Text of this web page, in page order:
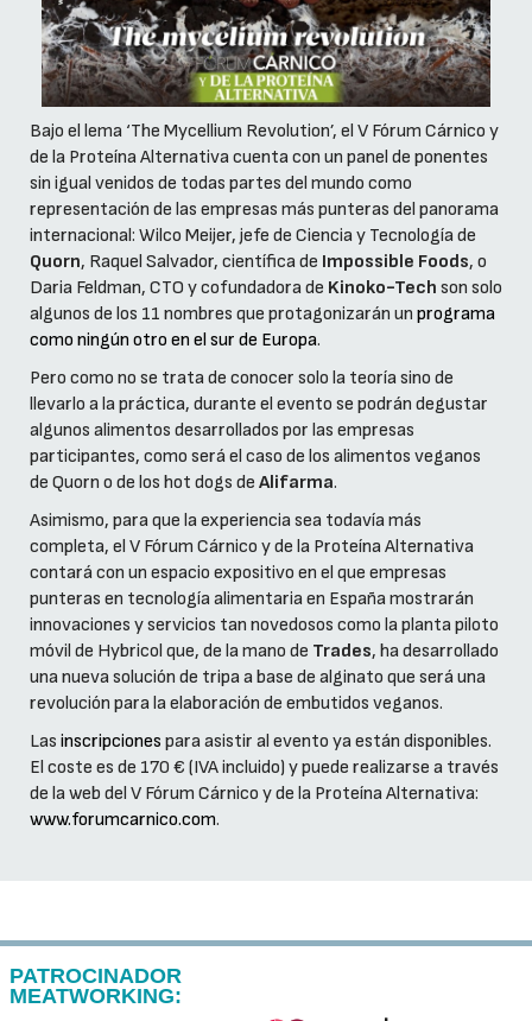
Bajo el lema ‘The Mycellium Revolution’, el V Fórum Cárnico y
de la Proteína Alternativa cuenta con un panel de ponentes
sin igual venidos de todas partes del mundo como
representación de las empresas más punteras del panorama
internacional: Wilco Meijer, jefe de Ciencia y Tecnología de
Quorn, Raquel Salvador, científica de Impossible Foods, o
Daria Feldman, CTO y cofundadora de Kinoko-Tech son solo
algunos de los 11 nombres que protagonizarán un programa
como ningún otro en el sur de Europa.
Pero como no se trata de conocer solo la teoría sino de
llevarlo a la práctica, durante el evento se podrán degustar
algunos alimentos desarrollados por las empresas
participantes, como será el caso de los alimentos veganos
de Quorn o de los hot dogs de Alifarma.
Asimismo, para que la experiencia sea todavía más
completa, el V Fórum Cárnico y de la Proteína Alternativa
contará con un espacio expositivo en el que empresas
punteras en tecnología alimentaria en España mostrarán
innovaciones y servicios tan novedosos como la planta piloto
móvil de Hybricol que, de la mano de Trades, ha desarrollado
una nueva solución de tripa a base de alginato que será una
revolución para la elaboración de embutidos veganos.
Las inscripciones para asistir al evento ya están disponibles.
El coste es de 170 € (IVA incluido) y puede realizarse a través
de la web del V Fórum Cárnico y de la Proteína Alternativa:
www.forumcarnico.com.
PATROCINADOR
MEATWORKING: